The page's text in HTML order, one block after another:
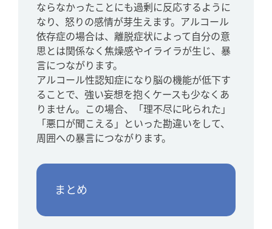
ならなかったことにも過剰に反応するように
なり、怒りの感情が芽生えます。アルコール
依存症の場合は、離脱症状によって自分の意
思とは関係なく焦燥感やイライラが生じ、暴
言につながります。
アルコール性認知症になり脳の機能が低下す
ることで、強い妄想を抱くケースも少なくあ
りません。この場合、「理不尽に叱られた」
「悪口が聞こえる」といった勘違いをして、
周囲への暴言につながります。
まとめ